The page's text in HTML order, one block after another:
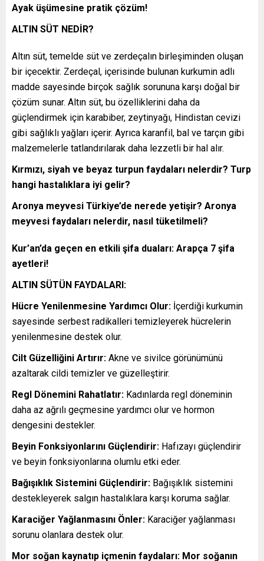
Ayak üşümesine pratik çözüm!
ALTIN SÜT NEDİR?
Altın süt, temelde süt ve zerdeçalın birleşiminden oluşan
bir içecektir. Zerdeçal, içerisinde bulunan kurkumin adlı
madde sayesinde birçok sağlık sorununa karşı doğal bir
çözüm sunar. Altın süt, bu özelliklerini daha da
güçlendirmek için karabiber, zeytinyağı, Hindistan cevizi
gibi sağlıklı yağları içerir. Ayrıca karanfil, bal ve tarçın gibi
malzemelerle tatlandırılarak daha lezzetli bir hal alır.
Kırmızı, siyah ve beyaz turpun faydaları nelerdir? Turp
hangi hastalıklara iyi gelir?
Aronya meyvesi Türkiye’de nerede yetişir? Aronya
meyvesi faydaları nelerdir, nasıl tüketilmeli?
Kur’an’da geçen en etkili şifa duaları: Arapça 7 şifa
ayetleri!
ALTIN SÜTÜN FAYDALARI:
Hücre Yenilenmesine Yardımcı Olur: İçerdiği kurkumin
sayesinde serbest radikalleri temizleyerek hücrelerin
yenilenmesine destek olur.
Cilt Güzelliğini Artırır: Akne ve sivilce görünümünü
azaltarak cildi temizler ve güzelleştirir.
Regl Dönemini Rahatlatır: Kadınlarda regl döneminin
daha az ağrılı geçmesine yardımcı olur ve hormon
dengesini destekler.
Beyin Fonksiyonlarını Güçlendirir: Hafızayı güçlendirir
ve beyin fonksiyonlarına olumlu etki eder.
Bağışıklık Sistemini Güçlendirir: Bağışıklık sistemini
destekleyerek salgın hastalıklara karşı koruma sağlar.
Karaciğer Yağlanmasını Önler: Karaciğer yağlanması
sorunu olanlara destek olur.
Mor soğan kaynatıp içmenin faydaları: Mor soğanın